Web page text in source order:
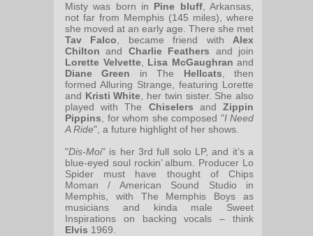
Misty was born in Pine bluff, Arkansas,
not far from Memphis (145 miles), where
she moved at an early age. There she met
Tav Falco , became friend with Alex
Chilton and Charlie Feathers and join
Lorette Velvette, Lisa McGaughran and
Diane Green in The Hellcats , then
formed Alluring Strange, featuring Lorette
and Kristi White , her twin sister. She also
played with The Chiselers andZippin
Pippins , for whom she composed "I Need
A Ride", a future highlight of her shows.
"Dis-Moi" is her 3rd full solo LP, and it’s a
blue-eyed soul rockin’ album. Producer Lo
Spider must have thought of Chips
Moman / American Sound Studio in
Memphis, with The Memphis Boys as
musicians and kinda male Sweet
Inspirations on backing vocals – think
Elvis 1969.